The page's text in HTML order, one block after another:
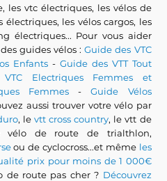
les vtc électriques, les vélos de
les vélos cargos, les
électriques... Pour vous aider
guides vélos :Guide des VTC
Enfants - Guide des VTT Tout
VTC Electriques Femmes et
Femmes -Guide Vélos
aussi trouver votre vélo par
, levtt cross country, le vtt de
de route de trialthlon,
ou de cyclocross...et même les
prix pour moins de 1 000€
de route pas cher ? Découvrez